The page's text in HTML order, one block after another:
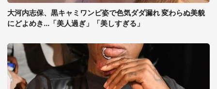
大河内志保、黒キャミワンピ姿で色気ダダ漏れ 変わらぬ美貌
にどよめき...「美人過ぎ」「美しすぎる」